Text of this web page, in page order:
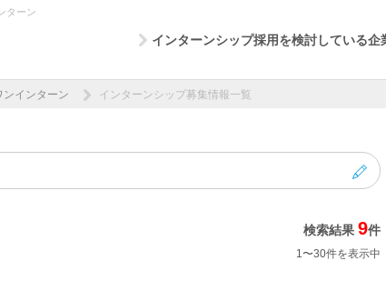
ターン
インターンシップ採用を検討している企
インターン インターンシップ募集情報一覧
検索結果 9件
1〜30件を表示中